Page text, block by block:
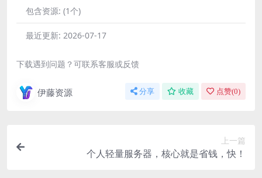
包含资源: (1个)
最近更新: 2026-07-17
下载遇到问题？可联系客服或反馈
伊藤资源 分享 收藏 点赞(0)
上一篇
个人轻量服务器，核心就是省钱，快！